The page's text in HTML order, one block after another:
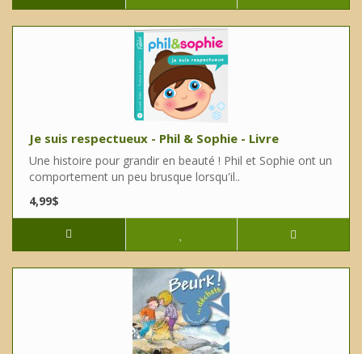
Je suis respectueux - Phil & Sophie - Livre
Une histoire pour grandir en beauté ! Phil et Sophie ont un
comportement un peu brusque lorsqu'il..
4,99$